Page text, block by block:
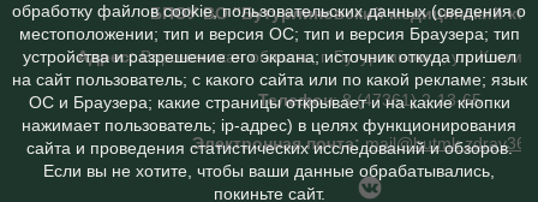
БПОУ ВО "Бутурлиновский медицинский
Адрес:Воронежская область, г. Бутурлиновка, ул.
Телефон: 8 (47361) 2-13-65
Электронная почта:
обработку файлов cookie, пользовательских данных (сведения о
местоположении; тип и версия ОС; тип и версия Браузера; тип
устройства и разрешение его экрана; источник откуда пришел
на сайт пользователь; с какого сайта или по какой рекламе; язык
ОС и Браузера; какие страницы открывает и на какие кнопки
нажимает пользователь; ip-адрес) в целях функционирования
сайта и проведения статистических исследований и обзоров.
Если вы не хотите, чтобы ваши данные обрабатывались,
покиньте сайт.